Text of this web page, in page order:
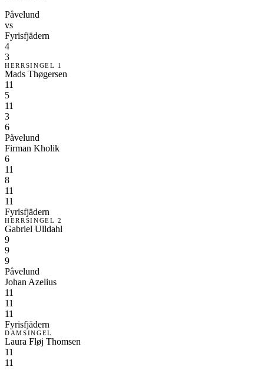
Påvelund
vs
Fyrisfjädern
4
3
HERRSINGEL 1
Mads Thøgersen
11
5
11
3
6
Påvelund
Firman Kholik
6
11
8
11
11
Fyrisfjädern
HERRSINGEL 2
Gabriel Ulldahl
9
9
9
Påvelund
Johan Azelius
11
11
11
Fyrisfjädern
DAMSINGEL
Laura Fløj Thomsen
11
11